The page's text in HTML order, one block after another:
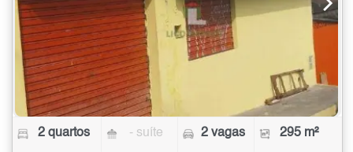
2 quartos - suíte 2 vagas 295 m²